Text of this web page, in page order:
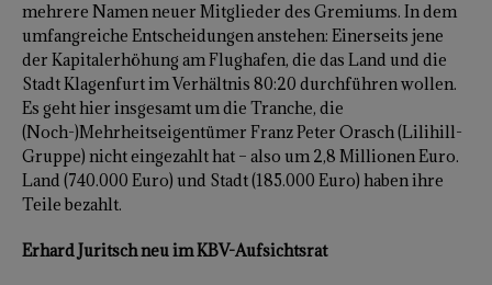
mehrere Namen neuer Mitglieder des Gremiums. In dem
umfangreiche Entscheidungen anstehen: Einerseits jene
der Kapitalerhöhung am Flughafen, die das Land und die
Stadt Klagenfurt im Verhältnis 80:20 durchführen wollen.
Es geht hier insgesamt um die Tranche, die
(Noch-)Mehrheitseigentümer Franz Peter Orasch (Lilihill-
Gruppe) nicht eingezahlt hat – also um 2,8 Millionen Euro.
Land (740.000 Euro) und Stadt (185.000 Euro) haben ihre
Teile bezahlt.
Erhard Juritsch neu im KBV-Aufsichtsrat